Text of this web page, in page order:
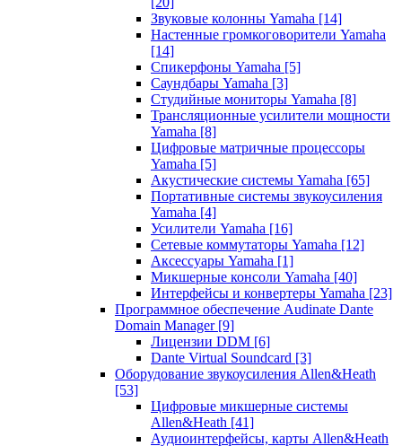
Звуковые колонны Yamaha [14]
Настенные громкоговорители Yamaha
[14]
Спикерфоны Yamaha [5]
Саундбары Yamaha [3]
Студийные мониторы Yamaha [8]
Трансляционные усилители мощности
Yamaha [8]
Цифровые матричные процессоры
Yamaha [5]
Акустические системы Yamaha [65]
Портативные системы звукоусиления
Yamaha [4]
Усилители Yamaha [16]
Сетевые коммутаторы Yamaha [12]
Аксессуары Yamaha [1]
Микшерные консоли Yamaha [40]
Интерфейсы и конвертеры Yamaha [23]
Программное обеспечение Audinate Dante
Domain Manager [9]
Лицензии DDM [6]
Dante Virtual Soundcard [3]
Оборудование звукоусиления Allen&Heath
[53]
Цифровые микшерные системы
Allen&Heath [41]
Аудиоинтерфейсы, карты Allen&Heath